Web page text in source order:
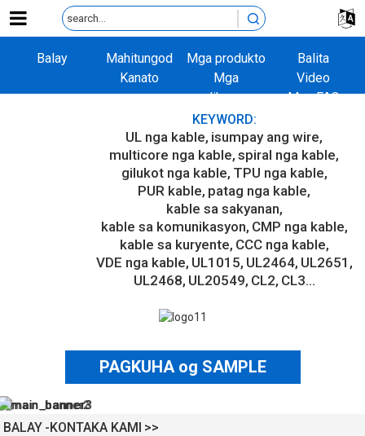
Balay
Mahitungod
Kanato
Mga produkto
Balita
Mga
aplikasyon
Video
Mga FAQ
KEYWORD:
UL nga kable isumpay ang wire
multicore nga kable spiral nga kable
gilukot nga kable TPU nga kable
PUR kable patag nga kable
kable sa sakyanan
kable sa komunikasyon CMP nga kable
kable sa kuryente CCC nga kable
VDE nga kable UL1015 UL2464 UL2651
UL2468 UL20549 CL2 CL3...
PAGKUHA og SAMPLE
BALAY KONTAKA KAMI